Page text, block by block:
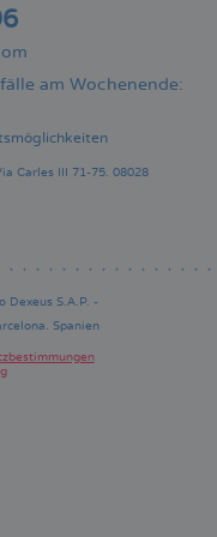
am Wochenende:
Carles III 71-75. 08028
Dexeus S.A.P. -
Spanien